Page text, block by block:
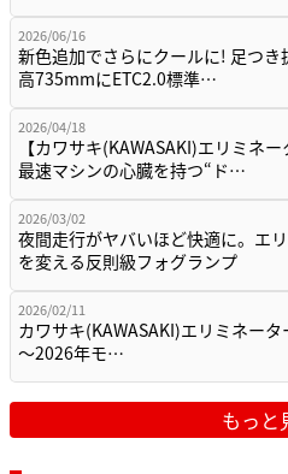
2026/06/16
新色追加でさらにクールに! 足つき
高735mmにETC2.0標準…
2026/04/18
【カワサキ(KAWASAKI)エリミネー
最速マシンの心臓を持つ“ド…
2026/03/02
夜間走行がヤバいほど快適に。エ
を変える反則級フォグランプ
2026/02/11
カワサキ(KAWASAKI)エリミネー
～2026年モ…
もっと